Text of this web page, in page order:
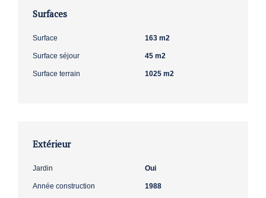
Surfaces
Surface 163 m2
Surface séjour 45 m2
Surface terrain 1025 m2
Extérieur
Jardin Oui
Année construction 1988